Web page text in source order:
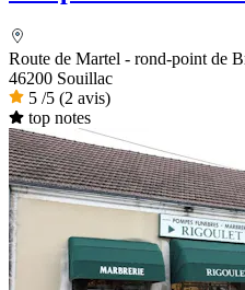
Route de Martel - rond-point de
46200 Souillac
5 /5 (2 avis)
top notes